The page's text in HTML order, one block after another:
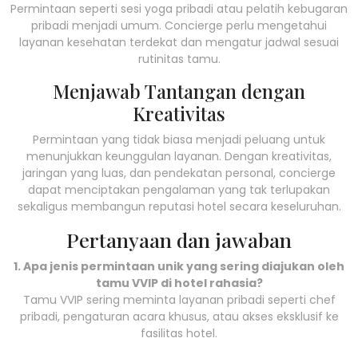
Permintaan seperti sesi yoga pribadi atau pelatih kebugaran
pribadi menjadi umum. Concierge perlu mengetahui
layanan kesehatan terdekat dan mengatur jadwal sesuai
rutinitas tamu.
Menjawab Tantangan dengan
Kreativitas
Permintaan yang tidak biasa menjadi peluang untuk
menunjukkan keunggulan layanan. Dengan kreativitas,
jaringan yang luas, dan pendekatan personal, concierge
dapat menciptakan pengalaman yang tak terlupakan
sekaligus membangun reputasi hotel secara keseluruhan.
Pertanyaan dan jawaban
1. Apa jenis permintaan unik yang sering diajukan oleh
tamu VVIP di hotel rahasia?
Tamu VVIP sering meminta layanan pribadi seperti chef
pribadi, pengaturan acara khusus, atau akses eksklusif ke
fasilitas hotel.